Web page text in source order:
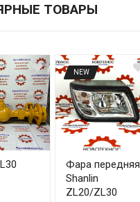
ТОВАРЫ
NEW
Фара передняя
Shanlin
ZL20/ZL30